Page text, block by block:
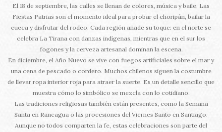
El 18 de septiembre, las calles se llenan de colores, música y baile. Las
Fiestas Patrias son el momento ideal para probar el choripán, bailar la
cueca y disfrutar del rodeo. Cada región añade su toque: en el norte se
celebra La Tirana con danzas indígenas, mientras que en el sur los
fogones y la cerveza artesanal dominan la escena.
En diciembre, el Año Nuevo se vive con fuegos artificiales sobre el mar y
una cena de pescado o cordero. Muchos chilenos siguen la costumbre
de llevar ropa interior roja para atraer la suerte. Es un detalle sencillo que
muestra cómo lo simbólico se mezcla con lo cotidiano.
Las tradiciones religiosas también están presentes, como la Semana
Santa en Rancagua o las procesiones del Viernes Santo en Santiago.
Aunque no todos comparten la fe, estas celebraciones son parte del